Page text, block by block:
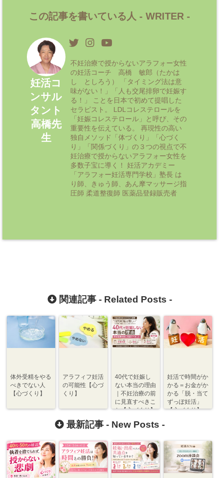
この記事を書いている人 - WRITER -
妊活コ
ンサル
タント
高橋先
生
不妊治療で授からないアラフォー女性
の妊活コーチ 高橋 敏郎（たかは
し としろう） 「タイミング法は意
味がない！」「人も交尾排卵で妊娠す
る！」 ことを日本で初めて提唱した
セラピスト。 LDLコレステロールを
「妊娠コレステロール」と呼び、その
重要性を伝えている。 再現性の高い
独自メソッド「体づくり」「心づく
り」「関係づくり」の３つの視点で不
妊治療で授からないアラフォー女性を
多数子宝に導く！ 妊活アカデミー
「アラフォー妊活専門学校」塾長 は
り師、きゅう師、あん摩マッサージ指
圧師 柔道整復師 医薬品登録販売者
関連記事 - Related Posts -
体外受精をやる
べきでない人
【心づくり】
アラフィフ妊活
の可能性【心づ
くり】
40代で妊娠し
ない本当の理由
｜不妊治療の前
に見直すべきこ
と【心づくり】
妊活で時間がか
かる＝お金がか
かる「脱・当て
ずっぽ妊活」
【心づくり】
最新記事 - New Posts -